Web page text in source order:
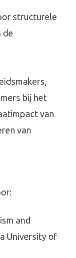
structurele
de
bij het
van
van
and
University of